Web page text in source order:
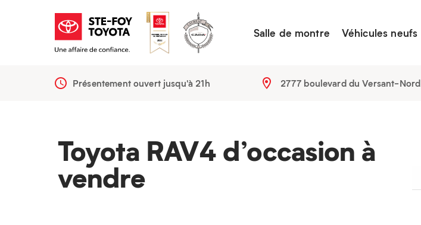
Salle de montre Véhicules neufs
Présentement ouvert jusqu'à 21h 2777 boulevard du Versant-Nord
Toyota RAV4 d’occasion à
vendre